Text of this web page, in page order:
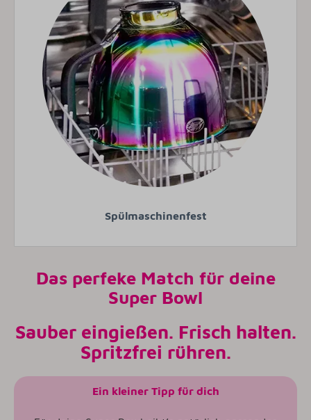
Spülmaschinenfest
Das perfeke Match für deine
Super Bowl
Sauber eingießen. Frisch halten.
Spritzfrei rühren.
Ein kleiner Tipp für dich